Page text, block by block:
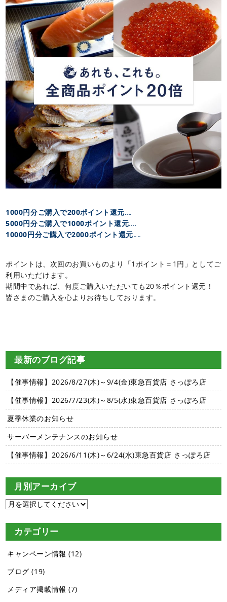
1000円分ご購入で200ポイント還元‥‥
5000円分ご購入で1000ポイント還元‥‥
10000円分ご購入で2000ポイント還元‥‥
ポイントは、次回のお買いものより「1ポイント＝1円」としてご
利用いただけます。
期間中であれば、何度ご購入いただいても20％ポイント還元！
皆さまのご購入を心よりお待ちしております。
最新のブログ記事
【催事情報】2026/8/27(木)～9/4(金)東急百貨店 さっぽろ店
【催事情報】2026/7/23(木)～8/5(水)東急百貨店 さっぽろ店
夏季休業のお知らせ
サーバーメンテナンスのお知らせ
【催事情報】2026/6/11(木)～6/24(水)東急百貨店 さっぽろ店
月別アーカイブ
カテゴリー
キャンペーン情報 (12)
ブログ (19)
メディア掲載情報 (7)